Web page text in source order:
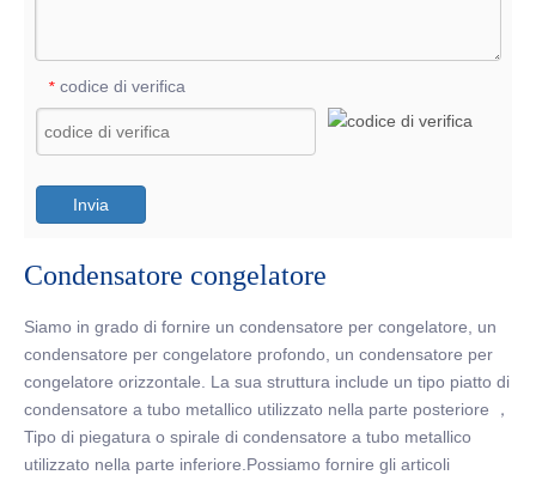
* codice di verifica
Invia
Condensatore congelatore
Siamo in grado di fornire un condensatore per congelatore, un
condensatore per congelatore profondo, un condensatore per
congelatore orizzontale. La sua struttura include un tipo piatto di
condensatore a tubo metallico utilizzato nella parte posteriore ，
Tipo di piegatura o spirale di condensatore a tubo metallico
utilizzato nella parte inferiore.Possiamo fornire gli articoli